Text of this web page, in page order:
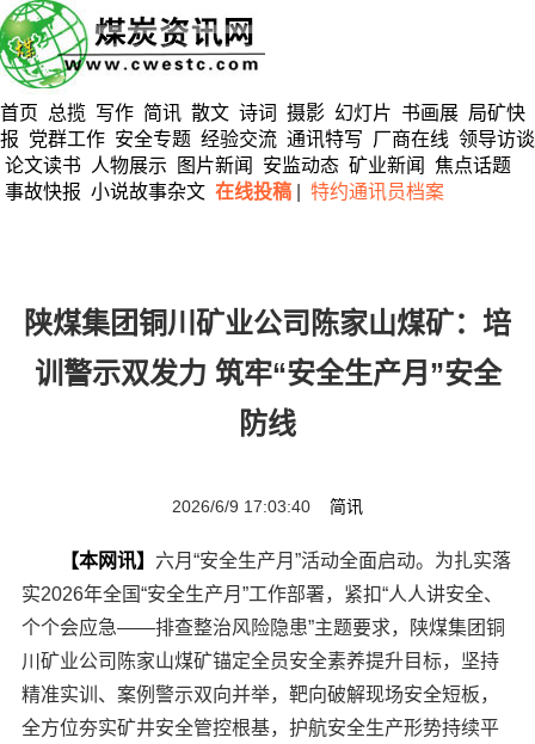
首页 总揽 写作 简讯 散文 诗词 摄影 幻灯片 书画展 局矿快
报 党群工作 安全专题 经验交流 通讯特写 厂商在线 领导访谈
论文读书
人物展示 图片新闻 安监动态 矿业新闻
焦点话题
事故快报 小说故事杂文 在线投稿 特约通讯员档案
陕煤集团铜川矿业公司陈家山煤矿：培
训警示双发力 筑牢“安全生产月”安全
防线
2026/6/9 17:03:40 简讯
【本网讯】 六月“安全生产月”活动全面启动。为扎实落
实2026年全国“安全生产月”工作部署，紧扣“人人讲安全、
个个会应急——排查整治风险隐患”主题要求，陕煤集团铜
川矿业公司陈家山煤矿锚定全员安全素养提升目标，坚持
精准实训、案例警示双向并举，靶向破解现场安全短板，
全方位夯实矿井安全管控根基，护航安全生产形势持续平